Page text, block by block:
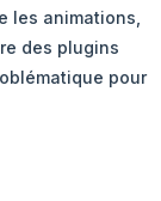
les animations,
des plugins
pour